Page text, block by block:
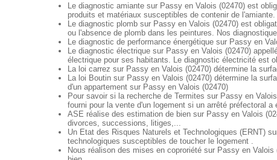
Le diagnostic amiante sur Passy en Valois (02470) est
produits et matériaux susceptibles de contenir de
Le diagnostic plomb sur Passy en Valois (02470) est
ou l'absence de plomb dans les peintures. Nos
Le diagnostic de performance énergétique sur Passy en
Le diagnostic électrique sur Passy en Valois (02470)
électrique pour ses habitants. Le diagnostic électricité est
La loi carrez sur Passy en Valois (02470) détermine la
La loi Boutin sur Passy en Valois (02470) détermine la
d'un appartement sur Passy en Valois (02470)
Pour savoir si la recherche de Termites sur Passy en
fourni pour la vente d'un logement si un arrêté préfectoral a
ASE réalise des estimation de bien sur Passy en Valois
divorces, successions, litiges,...
Un Etat des Risques Naturels et Technologiques (ERNT)
technologiques susceptibles de toucher le logement .
Nous réalison des mises en coproriété sur Passy en